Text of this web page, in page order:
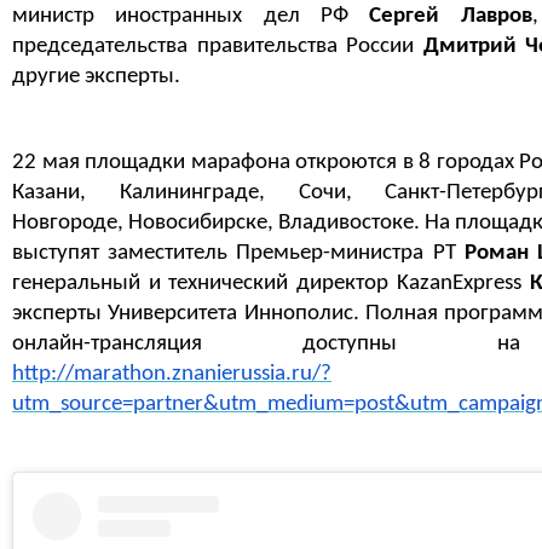
министр иностранных дел РФСергей Лавров,
председательства правительства России Дмитрий
другие эксперты.
22 мая площадки марафона откроются в 8 городах
Казани, Калининграде, Сочи, Санкт-
Новгороде, Новосибирске, Владивостоке. На
выступят заместитель Премьер-министра РТ Роман
генеральный и технический директор KazanExpress
эксперты Университета Иннополис. Полная
онлайн-трансляция доступны
http://marathon.znanierussia.ru/?